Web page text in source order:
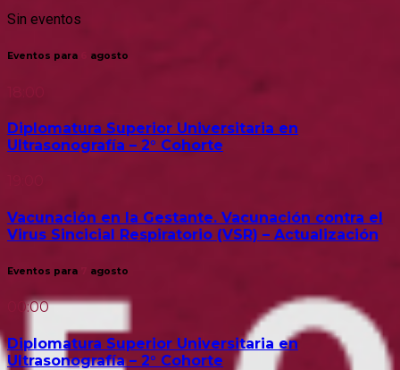
Sin eventos
Eventos para agosto
Diplomatura Superior Universitaria en
Ultrasonografía – 2° Cohorte
Vacunación en la Gestante. Vacunación contra el
Virus Sincicial Respiratorio (VSR) – Actualización
Eventos para agosto
00:00
Diplomatura Superior Universitaria en
Ultrasonografía – 2° Cohorte